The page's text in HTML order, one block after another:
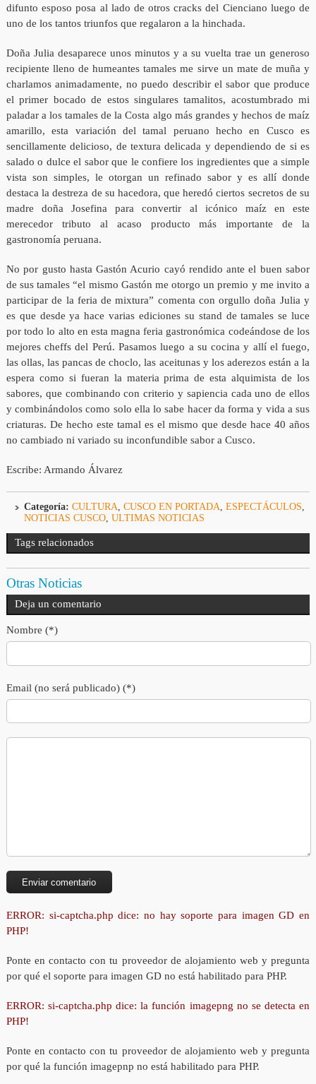
difunto esposo posa al lado de otros cracks del Cienciano luego de
uno de los tantos triunfos que regalaron a la hinchada.
Doña Julia desaparece unos minutos y a su vuelta trae un generoso
recipiente lleno de humeantes tamales me sirve un mate de muña y
charlamos animadamente, no puedo describir el sabor que produce
el primer bocado de estos singulares tamalitos, acostumbrado mi
paladar a los tamales de la Costa algo más grandes y hechos de maíz
amarillo, esta variación del tamal peruano hecho en Cusco es
sencillamente delicioso, de textura delicada y dependiendo de si es
salado o dulce el sabor que le confiere los ingredientes que a simple
vista son simples, le otorgan un refinado sabor y es allí donde
destaca la destreza de su hacedora, que heredó ciertos secretos de su
madre doña Josefina para convertir al icónico maíz en este
merecedor tributo al acaso producto más importante de la
gastronomía peruana.
No por gusto hasta Gastón Acurio cayó rendido ante el buen sabor
de sus tamales “el mismo Gastón me otorgo un premio y me invito a
participar de la feria de mixtura” comenta con orgullo doña Julia y
es que desde ya hace varias ediciones su stand de tamales se luce
por todo lo alto en esta magna feria gastronómica codeándose de los
mejores cheffs del Perú. Pasamos luego a su cocina y allí el fuego,
las ollas, las pancas de choclo, las aceitunas y los aderezos están a la
espera como si fueran la materia prima de esta alquimista de los
sabores, que combinando con criterio y sapiencia cada uno de ellos
y combinándolos como solo ella lo sabe hacer da forma y vida a sus
criaturas. De hecho este tamal es el mismo que desde hace 40 años
no cambiado ni variado su inconfundible sabor a Cusco.
Escribe: Armando Álvarez
Categoría: CULTURA, CUSCO EN PORTADA, ESPECTÁCULOS,
NOTICIAS CUSCO, ULTIMAS NOTICIAS
Tags relacionados
Otras Noticias
Deja un comentario
Nombre (*)
Email (no será publicado) (*)
ERROR: si-captcha.php dice: no hay soporte para imagen GD en
PHP!
Ponte en contacto con tu proveedor de alojamiento web y pregunta
por qué el soporte para imagen GD no está habilitado para PHP.
ERROR: si-captcha.php dice: la función imagepng no se detecta en
PHP!
Ponte en contacto con tu proveedor de alojamiento web y pregunta
por qué la función imagepnp no está habilitado para PHP.